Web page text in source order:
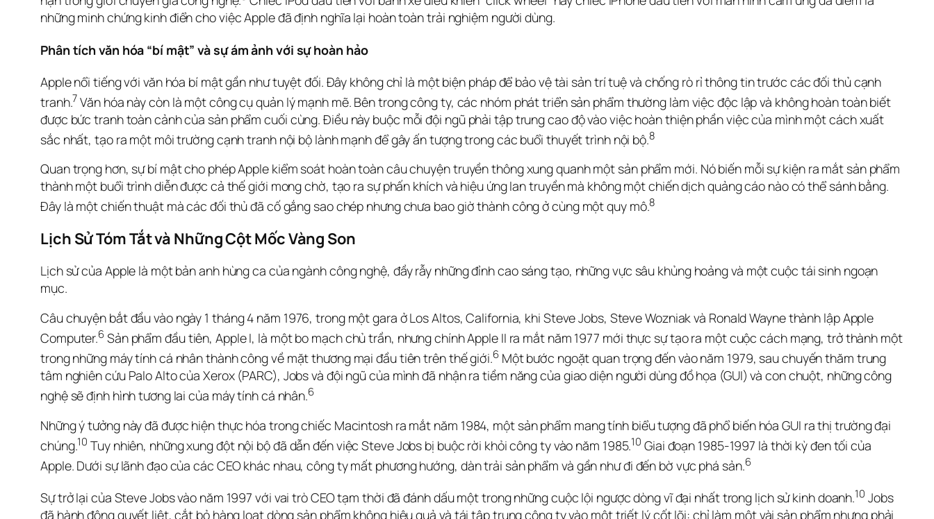
những minh chứng kinh điển cho việc Apple đã định nghĩa lại hoàn toàn trải nghiệm người dùng.
Phân tích văn hóa “bí mật” và sự ám ảnh với sự hoàn hảo
Apple nổi tiếng với văn hóa bí mật gần như tuyệt đối. Đây không chỉ là một biện pháp để bảo vệ tài sản trí tuệ và chống rò rỉ thông tin trước các đối thủ cạnh
tranh.7 Văn hóa này còn là một công cụ quản lý mạnh mẽ. Bên trong công ty, các nhóm phát triển sản phẩm thường làm việc độc lập và không hoàn toàn biết
được bức tranh toàn cảnh của sản phẩm cuối cùng. Điều này buộc mỗi đội ngũ phải tập trung cao độ vào việc hoàn thiện phần việc của mình một cách xuất
sắc nhất, tạo ra một môi trường cạnh tranh nội bộ lành mạnh để gây ấn tượng trong các buổi thuyết trình nội bộ.8
Quan trọng hơn, sự bí mật cho phép Apple kiểm soát hoàn toàn câu chuyện truyền thông xung quanh một sản phẩm mới. Nó biến mỗi sự kiện ra mắt sản phẩm
thành một buổi trình diễn được cả thế giới mong chờ, tạo ra sự phấn khích và hiệu ứng lan truyền mà không một chiến dịch quảng cáo nào có thể sánh bằng.
Đây là một chiến thuật mà các đối thủ đã cố gắng sao chép nhưng chưa bao giờ thành công ở cùng một quy mô.8
Lịch Sử Tóm Tắt và Những Cột Mốc Vàng Son
Lịch sử của Apple là một bản anh hùng ca của ngành công nghệ, đầy rẫy những đỉnh cao sáng tạo, những vực sâu khủng hoảng và một cuộc tái sinh ngoạn
mục.
Câu chuyện bắt đầu vào ngày 1 tháng 4 năm 1976, trong một gara ở Los Altos, California, khi Steve Jobs, Steve Wozniak và Ronald Wayne thành lập Apple
Computer.6 Sản phẩm đầu tiên, Apple I, là một bo mạch chủ trần, nhưng chính Apple II ra mắt năm 1977 mới thực sự tạo ra một cuộc cách mạng, trở thành một
trong những máy tính cá nhân thành công về mặt thương mại đầu tiên trên thế giới.6 Một bước ngoặt quan trọng đến vào năm 1979, sau chuyến thăm trung
tâm nghiên cứu Palo Alto của Xerox (PARC), Jobs và đội ngũ của mình đã nhận ra tiềm năng của giao diện người dùng đồ họa (GUI) và con chuột, những công
nghệ sẽ định hình tương lai của máy tính cá nhân.6
Những ý tưởng này đã được hiện thực hóa trong chiếc Macintosh ra mắt năm 1984, một sản phẩm mang tính biểu tượng đã phổ biến hóa GUI ra thị trường đại
chúng.10 Tuy nhiên, những xung đột nội bộ đã dẫn đến việc Steve Jobs bị buộc rời khỏi công ty vào năm 1985.10 Giai đoạn 1985-1997 là thời kỳ đen tối của
Apple. Dưới sự lãnh đạo của các CEO khác nhau, công ty mất phương hướng, dàn trải sản phẩm và gần như đi đến bờ vực phá sản.6
Sự trở lại của Steve Jobs vào năm 1997 với vai trò CEO tạm thời đã đánh dấu một trong những cuộc lội ngược dòng vĩ đại nhất trong lịch sử kinh doanh.10 Jobs
đã hành động quyết liệt, cắt bỏ hàng loạt dòng sản phẩm không hiệu quả và tái tập trung công ty vào một triết lý cốt lõi: chỉ làm một vài sản phẩm nhưng phải